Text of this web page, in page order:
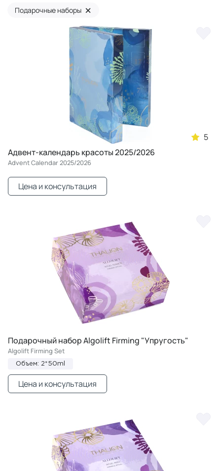
Подарочные наборы ×
5
Адвент-календарь красоты 2025/2026
Advent Calendar 2025/2026
Цена и консультация
Подарочный набор Algolift Firming "Упругость"
Algolift Firming Set
Объем: 2*50ml
Цена и консультация